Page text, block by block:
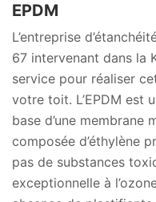
EPDM
L’entreprise
67 intervenant dans la
service pour réaliser
votre toit. L’EPDM est
base d’une membrane
composée d’éthylène
pas de substances
exceptionnelle à